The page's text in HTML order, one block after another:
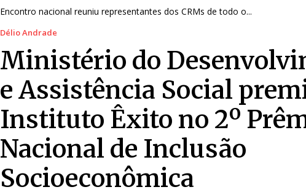
Encontro nacional reuniu representantes dos CRMs de todo o...
Délio Andrade
Ministério do
e Assistência Social
Instituto Êxito no 2º
Nacional de Inclusão
Socioeconômica